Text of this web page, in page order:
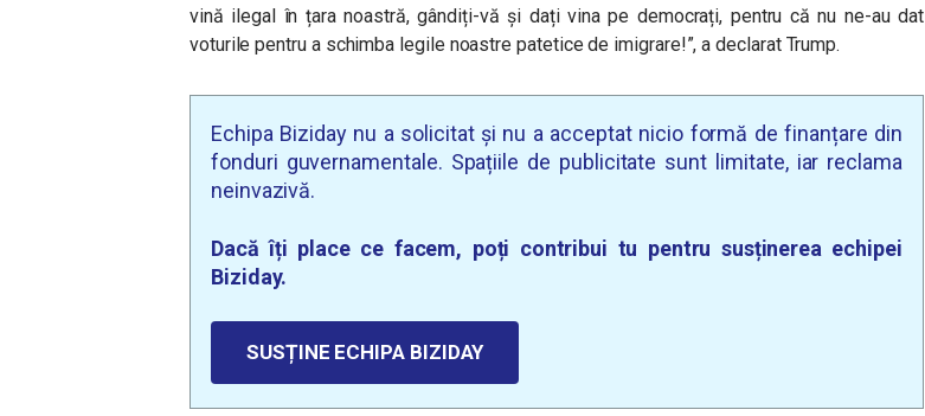
vină ilegal în țara noastră, gândiți-vă și dați vina pe democrați, pentru că nu ne-au dat
voturile pentru a schimba legile noastre patetice de imigrare!”, a declarat Trump.
Echipa Biziday nu a solicitat și nu a acceptat nicio formă de finanțare din
fonduri guvernamentale. Spațiile de publicitate sunt limitate, iar reclama
neinvazivă.
Dacă îți place ce facem, poți contribui tu pentru susținerea echipei
Biziday.
SUSȚINE ECHIPA BIZIDAY